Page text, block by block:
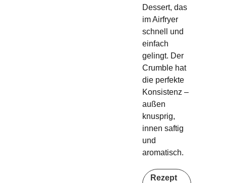
Dessert, das
im Airfryer
schnell und
einfach
gelingt. Der
Crumble hat
die perfekte
Konsistenz –
außen
knusprig,
innen saftig
und
aromatisch.
Rezept